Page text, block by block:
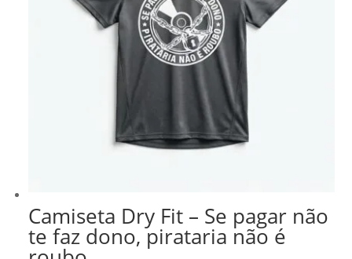
Camiseta Dry Fit – Se pagar não
te faz dono, pirataria não é